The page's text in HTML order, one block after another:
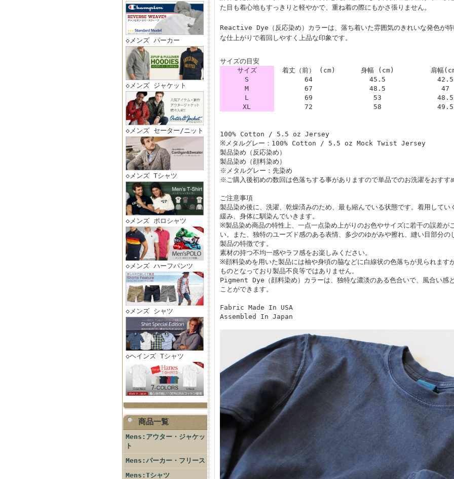
◇メンズ パーカー
◇メンズ ジャケット
◇メンズ セーター/ニット
◇メンズ Tシャツ
◇メンズ ポロシャツ
◇メンズ ハーフパンツ
◇メンズ シャツ
◇ヘインズ Tシャツ
商品一覧
Mens:アウター・ジャケッ
ト
Mens:パーカー・フリース
Mens:Tシャツ
た目も着心地もすっきりと軽やかで、重ね着の際にもかさ張りません。
Reactive Dye（反応染め）カラーは、落ち着いた雰囲気のきれいな発色が特
な仕上がりで着回しやすく上品な印象です。
サイズの目安
サイズ
着丈（前） (cm) 身幅 (cm)
肩幅
S
64 45.5
42.5
M
67 48.5
47
L
69 53
48.5
XL
72 58 49.5
100% Cotton / 5.5 oz Jersey
※メタルグレー：100% Cotton / 5.5 oz Mock Twist Jersey
製品染め（反応染め）
製品染め（顔料染め）
※メタルグレー：先染め
※ご購入後初めの数回は色落ちする事がありますので単品でのお洗濯をおすす
ご注意事項
製品染め後に、洗濯、乾燥済みのため、最も縮んでいる状態です。着用してい
緩み、身体に馴染んでいきます。
※製品染め商品の特性上、一点一点染め上がりのお色やサイズに若干の誤差が
い。また、独特のユーズド感のある表情、多少のゆがみや擦れ、縫い目部分の
製品の特徴です。
素材の持つ不均一感やラフ感をお楽しみください。
※顔料染めを用いた製品には袖や身頃の脇などに白線状の色落ちが見られます
ものとなっており製品不良等ではありません。
Pigment Dye（顔料染め）カラーは、独特な濃淡のある色合いで、風合い感
ことができます。
Fabric Made In USA
Assembled In Japan